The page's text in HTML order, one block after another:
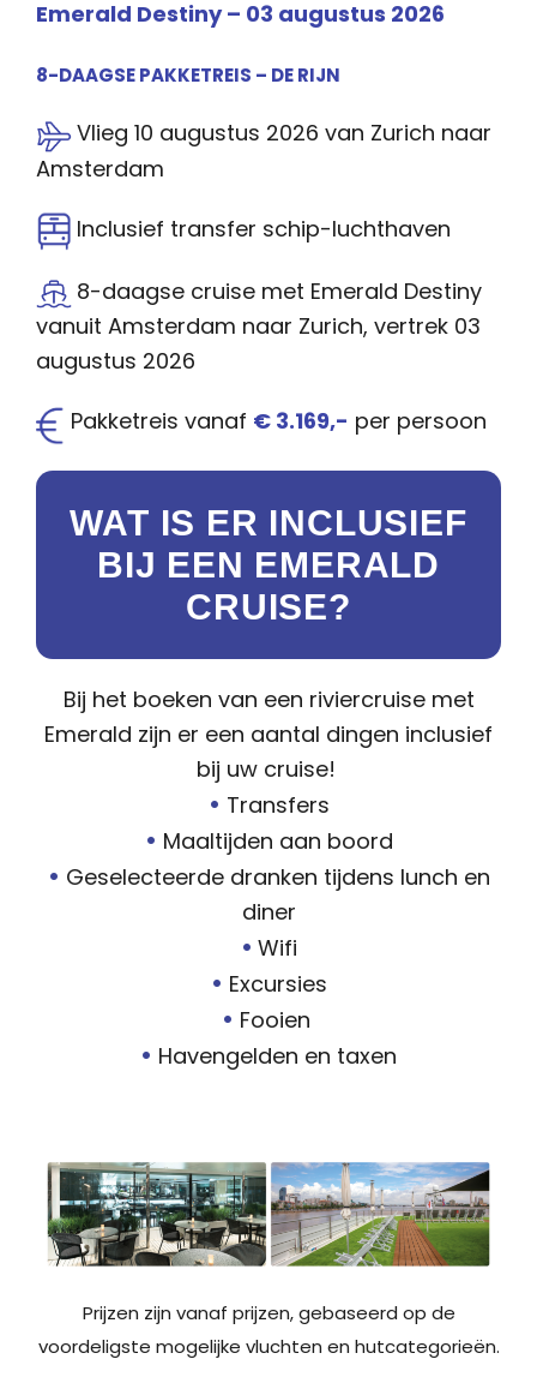
Emerald Destiny – 03 augustus 2026
8-DAAGSE PAKKETREIS – DE RIJN
Vlieg 10 augustus 2026 van Zurich naar
Amsterdam
Inclusief transfer schip-luchthaven
8-daagse cruise met Emerald Destiny
vanuit Amsterdam naar Zurich, vertrek 03
augustus 2026
Pakketreis vanaf € 3.169,- per persoon
WAT IS ER INCLUSIEF
BIJ EEN EMERALD
CRUISE?
Bij het boeken van een riviercruise met
Emerald zijn er een aantal dingen inclusief
bij uw cruise!
• Transfers
• Maaltijden aan boord
• Geselecteerde dranken tijdens lunch en
diner
• Wifi
• Excursies
• Fooien
• Havengelden en taxen
Prijzen zijn vanaf prijzen, gebaseerd op de
voordeligste mogelijke vluchten en hutcategorieën.